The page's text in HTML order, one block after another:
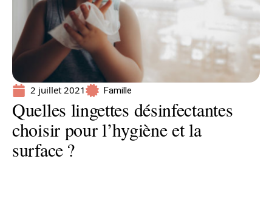
2 juillet 2021 Famille
Quelles lingettes désinfectantes
choisir pour l’hygiène et la
surface ?